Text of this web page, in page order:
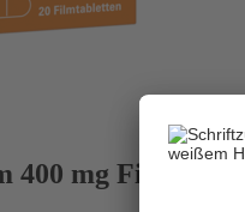
400 mg